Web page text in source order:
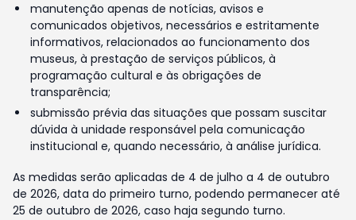
manutenção apenas de notícias, avisos e
comunicados objetivos, necessários e estritamente
informativos, relacionados ao funcionamento dos
museus, à prestação de serviços públicos, à
programação cultural e às obrigações de
transparência;
submissão prévia das situações que possam suscitar
dúvida à unidade responsável pela comunicação
institucional e, quando necessário, à análise jurídica.
As medidas serão aplicadas de 4 de julho a 4 de outubro
de 2026, data do primeiro turno, podendo permanecer até
25 de outubro de 2026, caso haja segundo turno.